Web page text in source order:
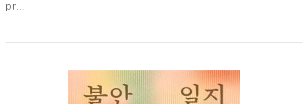
pr...